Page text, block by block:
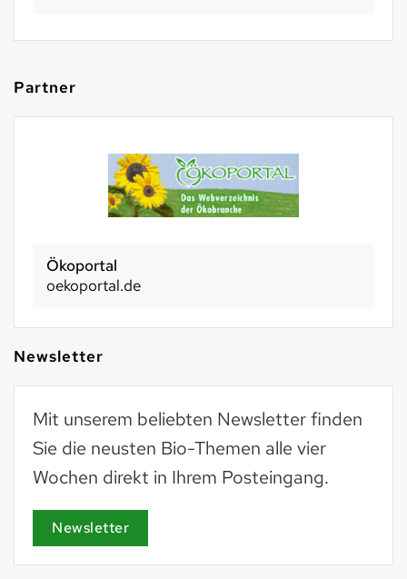
Partner
Ökoportal
oekoportal.de
Newsletter
Mit unserem beliebten Newsletter finden
Sie die neusten Bio-Themen alle vier
Wochen direkt in Ihrem Posteingang.
Newsletter